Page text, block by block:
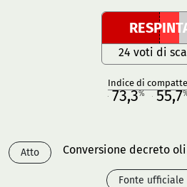
24 voti di
Indice di
73,3% 55,7
Atto Conversione decreto
Fonte ufficiale